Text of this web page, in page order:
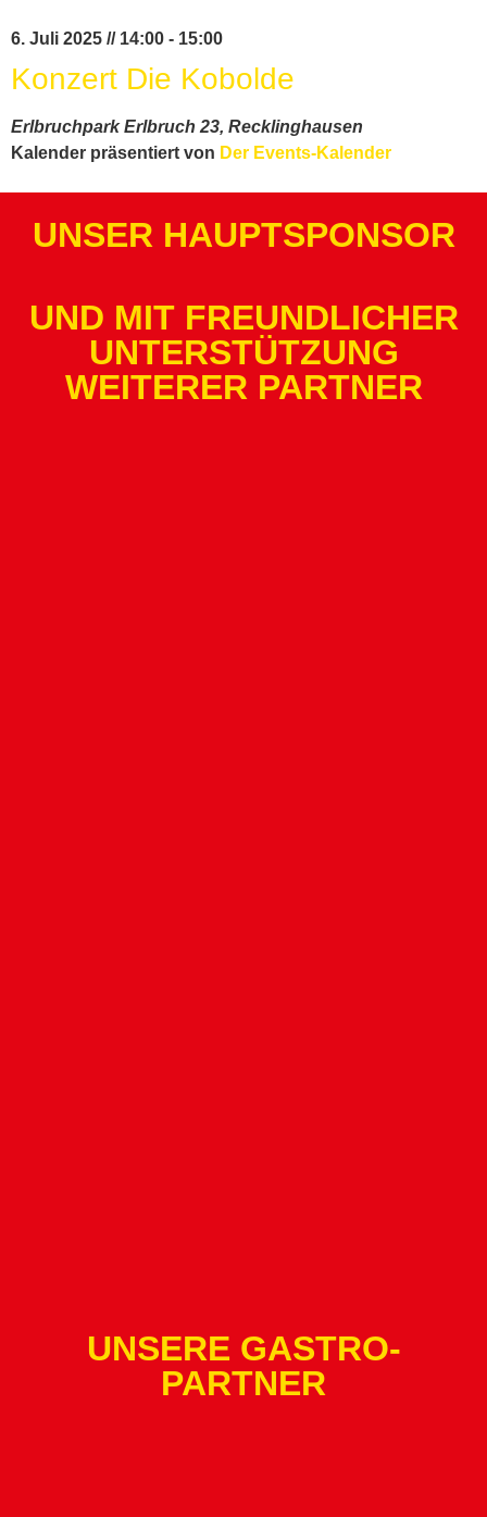
6. Juli 2025 // 14:00 - 15:00
Konzert Die Kobolde
ErlbruchparkErlbruch 23, Recklinghausen
Kalender präsentiert von Der Events-Kalender
UNSER HAUPTSPONSOR
UND MIT FREUNDLICHER
UNTERSTÜTZUNG
WEITERER PARTNER
UNSERE GASTRO-
PARTNER